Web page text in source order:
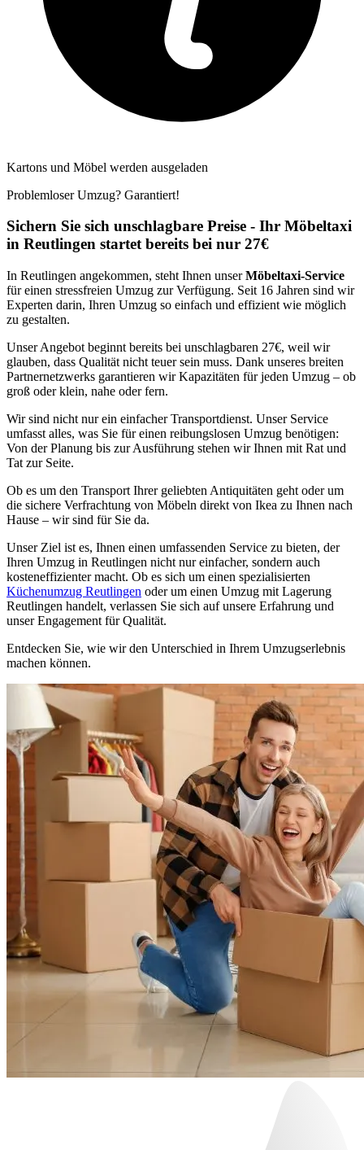
Kartons und Möbel werden ausgeladen
Problemloser Umzug? Garantiert!
Sichern Sie sich unschlagbare Preise - Ihr Möbeltaxi
in Reutlingen startet bereits bei nur 27€
In Reutlingen angekommen, steht Ihnen unserMöbeltaxi-Service
für einen stressfreien Umzug zur Verfügung. Seit 16 Jahren sind wir
Experten darin, Ihren Umzug so einfach und effizient wie möglich
zu gestalten.
Unser Angebot beginnt bereits bei unschlagbaren 27€, weil wir
glauben, dass Qualität nicht teuer sein muss. Dank unseres breiten
Partnernetzwerks garantieren wir Kapazitäten für jeden Umzug – ob
groß oder klein, nahe oder fern.
Wir sind nicht nur ein einfacher Transportdienst. Unser Service
umfasst alles, was Sie für einen reibungslosen Umzug benötigen:
Von der Planung bis zur Ausführung stehen wir Ihnen mit Rat und
Tat zur Seite.
Ob es um den Transport Ihrer geliebten Antiquitäten geht oder um
die sichere Verfrachtung von Möbeln direkt von Ikea zu Ihnen nach
Hause – wir sind für Sie da.
Unser Ziel ist es, Ihnen einen umfassenden Service zu bieten, der
Ihren Umzug in Reutlingen nicht nur einfacher, sondern auch
kosteneffizienter macht. Ob es sich um einen spezialisierten
Küchenumzug Reutlingen oder um einen Umzug mit Lagerung
Reutlingen handelt, verlassen Sie sich auf unsere Erfahrung und
unser Engagement für Qualität.
Entdecken Sie, wie wir den Unterschied in Ihrem Umzugserlebnis
machen können.